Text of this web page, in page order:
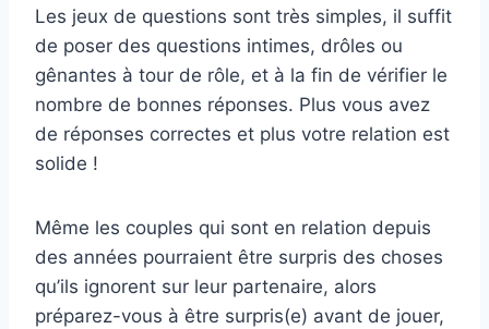
Les jeux de questions sont très simples, il suffit
de poser des questions intimes, drôles ou
gênantes à tour de rôle, et à la fin de vérifier le
nombre de bonnes réponses. Plus vous avez
de réponses correctes et plus votre relation est
solide !
Même les couples qui sont en relation depuis
des années pourraient être surpris des choses
qu’ils ignorent sur leur partenaire, alors
préparez-vous à être surpris(e) avant de jouer,